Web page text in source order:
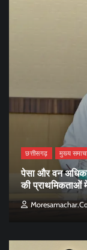
छत्तीसगढ़ मुख्य
पेसा और वन
की प्राथमिकताओं